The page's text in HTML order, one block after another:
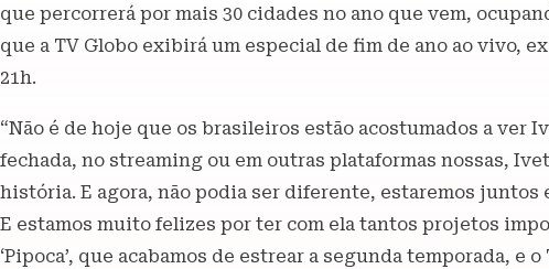
que percorrerá por mais 30 cidades no ano que vem,
que a TV Globo exibirá um especial de fim de ano ao vivo,
21h.
“Não é de hoje que os brasileiros estão acostumados a ver
fechada, no streaming ou em outras plataformas nossas,
história. E agora, não podia ser diferente, estaremos juntos
E estamos muito felizes por ter com ela tantos projetos
‘Pipoca’, que acabamos de estrear a segunda temporada, e